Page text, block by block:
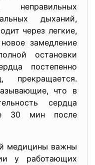
дыханий,
через легкие,
замедление
остановки
постепенно
прекращается.
что в
сердца
30 мин после
медицины важны
у работающих